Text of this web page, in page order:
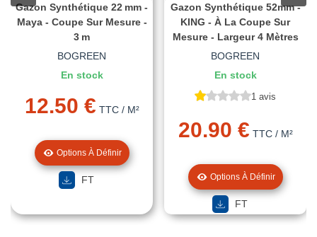
Gazon Synthétique 22 Mm -
Maya - Coupe Sur Mesure -
3 M
BOGREEN
En stock
12.50 € TTC/ M²
Options À Définir
FT
Gazon Synthétique 52mm -
KING - À La Coupe Sur
Mesure - Largeur 4 Mètres
BOGREEN
En stock
1 avis
20.90 € TTC/ M²
Options À Définir
FT